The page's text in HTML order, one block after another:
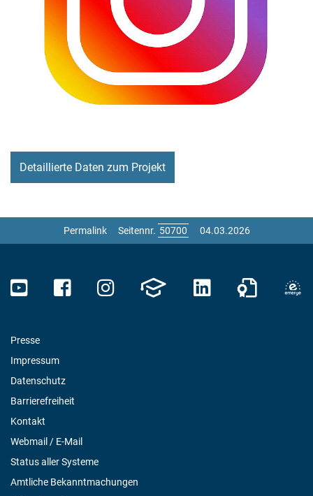
Detaillierte Daten zum Projekt
Permalink Seitennr. 04.03.2026
Presse
Impressum
Datenschutz
Barrierefreiheit
Kontakt
Webmail / E-Mail
Status aller Systeme
Amtliche Bekanntmachungen